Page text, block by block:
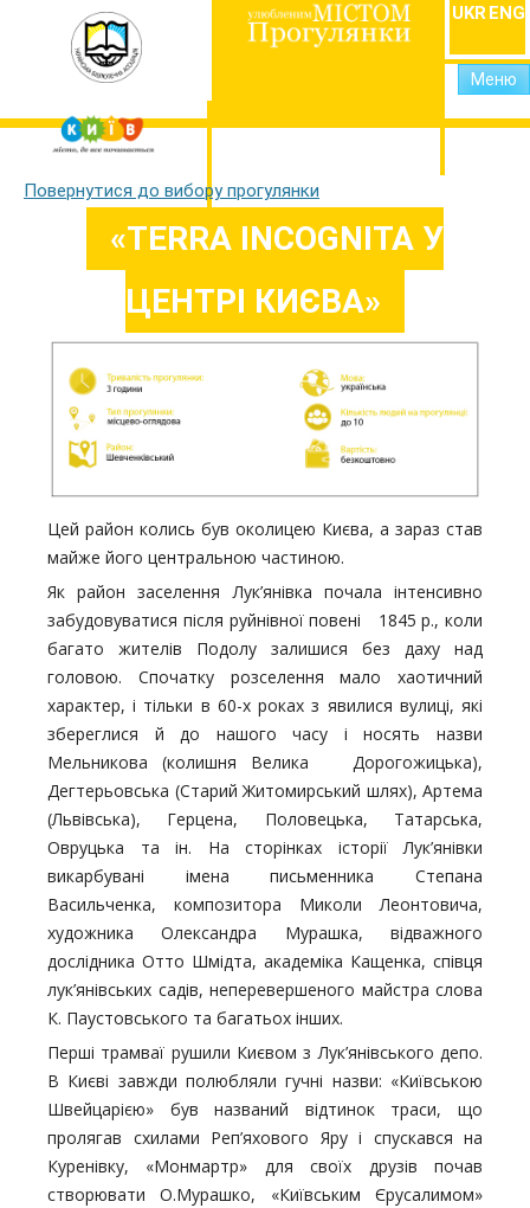
UKRENG
Меню
Повернутися до вибору прогулянки
«TERRA INCOGNITA У
ЦЕНТРІ КИЄВА»
Цей район колись був околицею Києва, а зараз став
майже його центральною частиною.
Як район заселення Лук’янівка почала інтенсивно
забудовуватися після руйнівної повені 1845 р., коли
багато жителів Подолу залишися без даху над
головою. Спочатку розселення мало хаотичний
характер, і тільки в 60-х роках з явилися вулиці, які
збереглися й до нашого часу і носять назви
Мельникова (колишня Велика Дорогожицька),
Дегтерьовська (Старий Житомирський шлях), Артема
(Львівська), Герцена, Половецька, Татарська,
Овруцька та ін. На сторінках історії Лук’янівки
викарбувані імена письменника Степана
Васильченка, композитора Миколи Леонтовича,
художника Олександра Мурашка, відважного
дослідника Отто Шмідта, академіка Кащенка, співця
лук’янівських садів, неперевершеного майстра слова
К. Паустовського та багатьох інших.
Перші трамваї рушили Києвом з Лук’янівського депо.
В Києві завжди полюбляли гучні назви: «Київською
Швейцарією» був названий відтинок траси, що
пролягав схилами Реп’яхового Яру і спускався на
Куренівку, «Монмартр» для своїх друзів почав
створювати О.Мурашко, «Київським Єрусалимом»